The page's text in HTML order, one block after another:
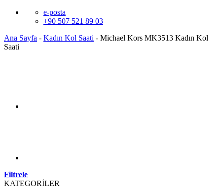
e-posta
+90 507 521 89 03
Ana Sayfa - Kadın Kol Saati - Michael Kors MK3513 Kadın Kol
Saati
Filtrele
KATEGORİLER